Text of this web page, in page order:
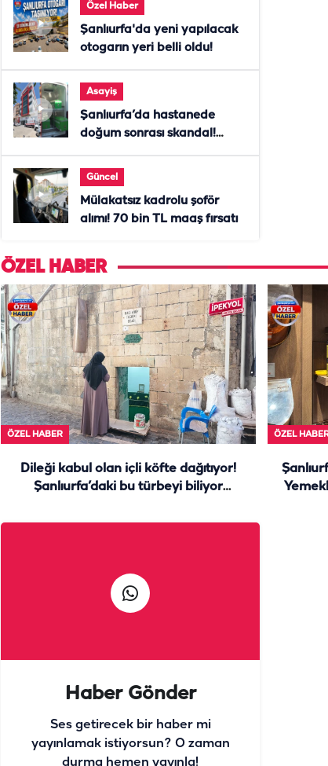
Özel Haber
Şanlıurfa'da yeni yapılacak
otogarın yeri belli oldu!
Asayiş
Şanlıurfa’da hastanede
doğum sonrası skandal!
Güncel
Mülakatsız kadrolu şoför
alımı! 70 bin TL maaş fırsatı
ÖZEL HABER
ÖZEL HABER
Dileği kabul olan içli köfte dağıtıyor!
Şanlıurfa’daki bu türbeyi biliyor
ÖZEL
Haber Gönder
Ses getirecek bir haber mi
yayınlamak istiyorsun? O zaman
durma hemen yayınla!